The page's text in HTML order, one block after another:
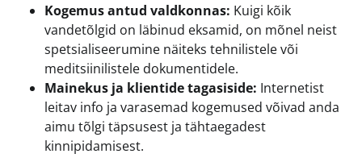
Kogemus antud valdkonnas: Kuigi kõik
vandetõlgid on läbinud eksamid, on mõnel neist
spetsialiseerumine näiteks tehnilistele või
meditsiinilistele dokumentidele.
Mainekus ja klientide tagasiside: Internetist
leitav info ja varasemad kogemused võivad anda
aimu tõlgi täpsusest ja tähtaegadest
kinnipidamisest.